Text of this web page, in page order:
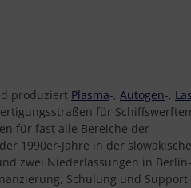
produziert Plasma-, Autogen-,
für
für fast alle Bereiche der
1990er-Jahre in der
zwei Niederlassungen in
Schulung und Support